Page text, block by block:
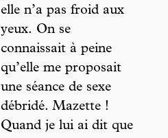
elle n’a pas froid aux
yeux. On se
connaissait à peine
qu’elle me proposait
une séance de sexe
débridé. Mazette !
Quand je lui ai dit que